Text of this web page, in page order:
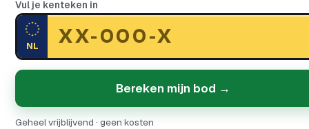
Vul je kenteken in
NL
Bereken mijn bod →
Geheel vrijblijvend · geen kosten